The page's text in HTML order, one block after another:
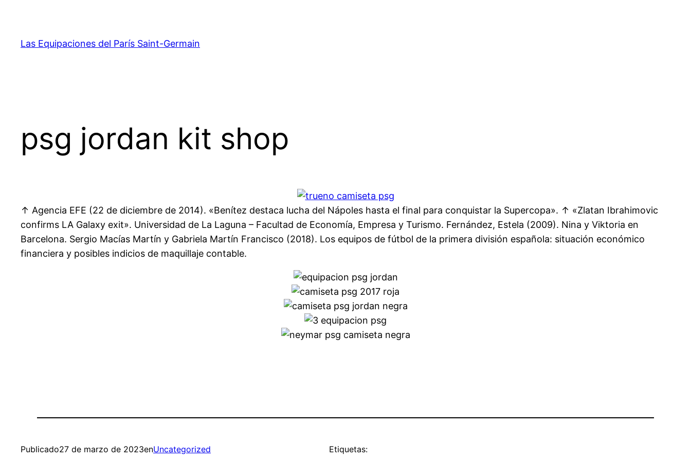
contenido
Las Equipaciones del París Saint-Germain
psg jordan kit shop
↑ Agencia EFE (22 de diciembre de 2014). «Benítez destaca lucha del Nápoles hasta el final para conquistar la Supercopa». ↑ «Zlatan Ibrahimovic
confirms LA Galaxy exit». Universidad de La Laguna – Facultad de Economía, Empresa y Turismo. Fernández, Estela (2009). Nina y Viktoria en
Barcelona. Sergio Macías Martín y Gabriela Martín Francisco (2018). Los equipos de fútbol de la primera división española: situación económico
financiera y posibles indicios de maquillaje contable.
Publicado27 de marzo de 2023enUncategorized Etiquetas: